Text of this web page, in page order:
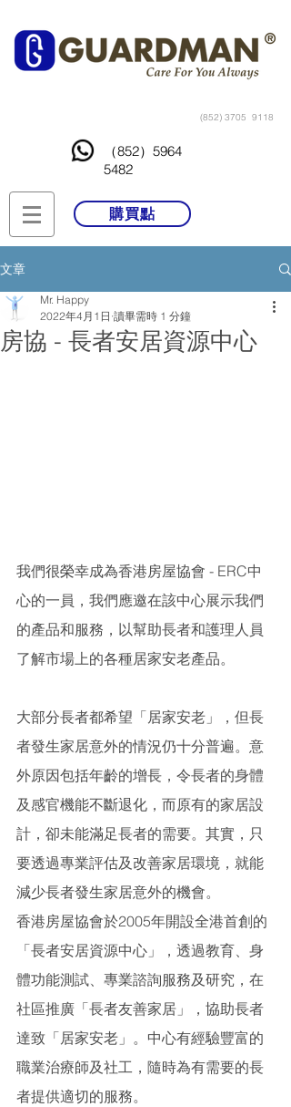
(852) 3705 9118
（852）5964
5482
購買點
文章
房協 - 長者安居資源中心
Mr. Happy
2022年4月1日 讀畢需時 1 分鐘
我們很榮幸成為香港房屋協會 - ERC中
心的一員，我們應邀在該中心展示我們
的產品和服務，以幫助長者和護理人員
了解市場上的各種居家安老產品。
大部分長者都希望「居家安老」，但長
者發生家居意外的情況仍十分普遍。意
外原因包括年齡的增長，令長者的身體
及感官機能不斷退化，而原有的家居設
計，卻未能滿足長者的需要。其實，只
要透過專業評估及改善家居環境，就能
減少長者發生家居意外的機會。
香港房屋協會於2005年開設全港首創的
「長者安居資源中心」，透過教育、身
體功能測試、專業諮詢服務及研究，在
社區推廣「長者友善家居」，協助長者
達致「居家安老」。中心有經驗豐富的
職業治療師及社工，隨時為有需要的長
者提供適切的服務。